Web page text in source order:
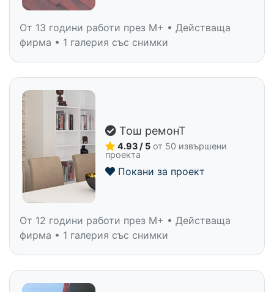
От 13 години работи през M+ • Действаща
фирма • 1 галерия със снимки
Тош ремонТ
4.93 / 5 от 50 извършени
проекта
Покани за проект
От 12 години работи през M+ • Действаща
фирма • 1 галерия със снимки